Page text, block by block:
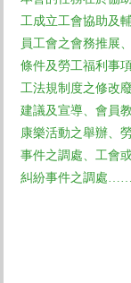
工成立工會協助及
員工會之會務推展
條件及勞工福利事
工法規制度之修改
建議及宣導、會員
康樂活動之舉辦、
事件之調處、工會
糾紛事件之調處……